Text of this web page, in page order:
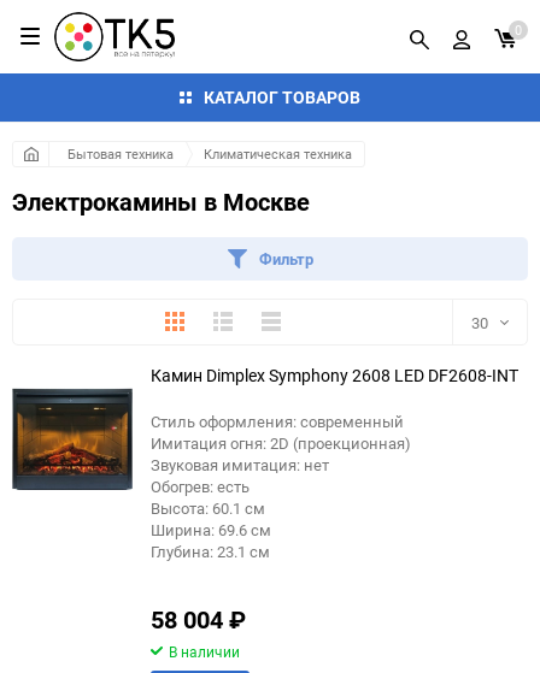
КАТАЛОГ ТОВАРОВ
0
Бытовая техника Климатическая техника
Электрокамины в Москве
Фильтр
ПлиткаПодробноКомпактно 30
30
Камин Dimplex Symphony 2608 LED DF2608-INT
Стиль оформления: современный
Имитация огня: 2D (проекционная)
Звуковая имитация: нет
Обогрев: есть
Высота: 60.1 см
Ширина: 69.6 см
Глубина: 23.1 см
58 004₽
В наличии